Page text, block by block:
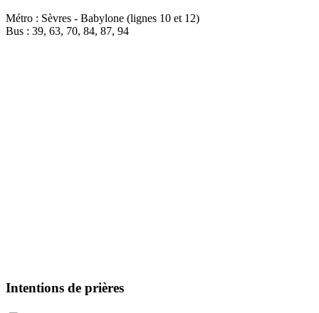
Métro : Sèvres - Babylone (lignes 10 et 12)
Bus : 39, 63, 70, 84, 87, 94
Intentions de prières